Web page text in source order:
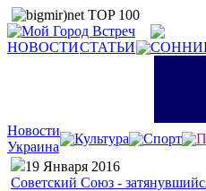
НОВОСТИСТАТЬИ
Новости
Украина
Культура Спорт
19 Января 2016
Советский Союз -